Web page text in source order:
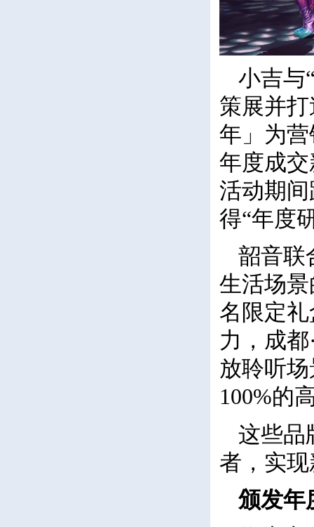
小吉与
策展并
年」为
年度成
活动期
得“年度
韶音联
生活场
名限定
力，成
放聆听
100%的
这些品
者，实
颁发年